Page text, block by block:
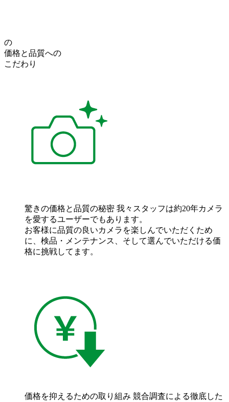
の
価格と品質への
こだわり
驚きの価格と品質の秘密 我々スタッフは約20年カメラ
を愛するユーザーでもあります。
お客様に品質の良いカメラを楽しんでいただくため
に、検品・メンテナンス、そして選んでいただける価
格に挑戦してます。
価格を抑えるための取り組み 競合調査による徹底した